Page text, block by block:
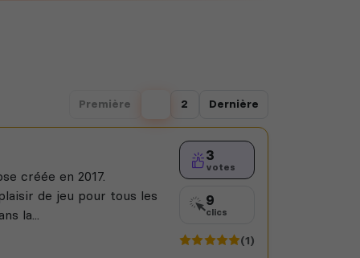
Première 2 Dernière
créée en 2017.
de jeu pour tous les
la...
3
votes
9
clics
(1)